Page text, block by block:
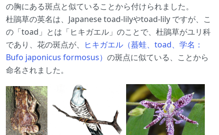
の胸にある斑点と似ていることから付けられました。
杜鵑草の英名は、Japanese toad-lilyやtoad-lily ですが、こ
の「toad」とは「ヒキガエル」のことで、杜鵑草がユリ科
であり、花の斑点が、
ヒキガエル（蟇蛙、toad、学名：
Bufo japonicus formosus） の斑点に似ている、ことから
命名されました。